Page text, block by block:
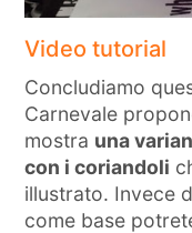
Video tutorial
Concludiamo
Carnevale
mostra una
con i coriandoli
illustrato. Invece
come base